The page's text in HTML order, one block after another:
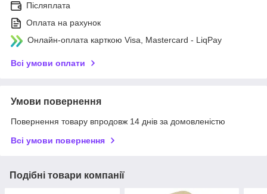
Післяплата
Оплата на рахунок
Онлайн-оплата карткою Visa, Mastercard - LiqPay
Всі умови оплати
Умови повернення
Повернення товару впродовж 14 днів за домовленістю
Всі умови повернення
Подібні товари компанії